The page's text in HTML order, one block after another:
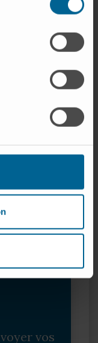
à cet
que nos
clinique
vos